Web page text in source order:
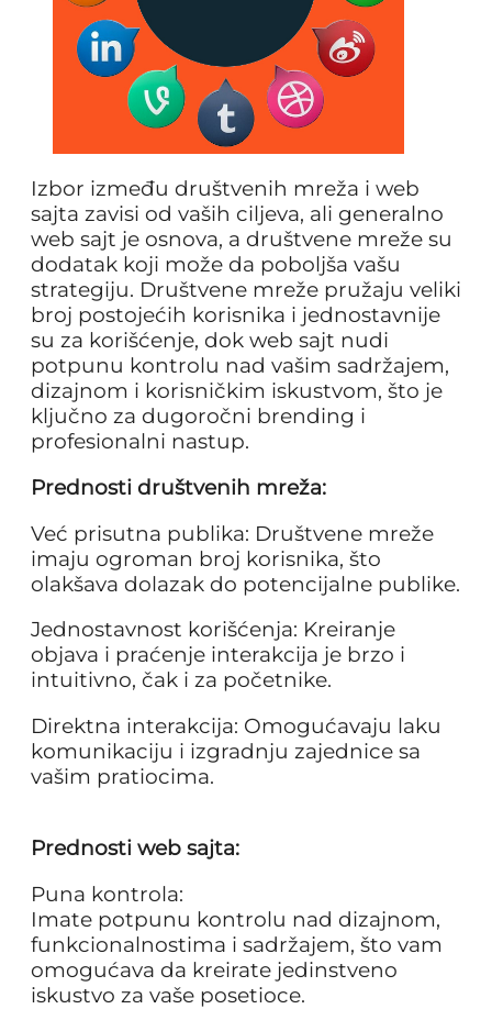
Izbor između društvenih mreža i web
sajta zavisi od vaših ciljeva, ali generalno
web sajt je osnova, a društvene mreže su
dodatak koji može da poboljša vašu
strategiju. Društvene mreže pružaju veliki
broj postojećih korisnika i jednostavnije
su za korišćenje, dok web sajt nudi
potpunu kontrolu nad vašim sadržajem,
dizajnom i korisničkim iskustvom, što je
ključno za dugoročni brending i
profesionalni nastup.
Prednosti društvenih mreža:
Već prisutna publika: Društvene mreže
imaju ogroman broj korisnika, što
olakšava dolazak do potencijalne publike.
Jednostavnost korišćenja: Kreiranje
objava i praćenje interakcija je brzo i
intuitivno, čak i za početnike.
Direktna interakcija: Omogućavaju laku
komunikaciju i izgradnju zajednice sa
vašim pratiocima.
Prednosti web sajta:
Puna kontrola:
Imate potpunu kontrolu nad dizajnom,
funkcionalnostima i sadržajem, što vam
omogućava da kreirate jedinstveno
iskustvo za vaše posetioce.